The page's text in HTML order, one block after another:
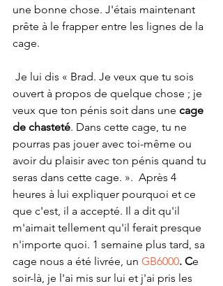
une bonne chose. J'étais maintenant
prête à le frapper entre les lignes de la
cage.
ouvert à propos de quelque chose ; je
veux que ton pénis soit dans une cage
de chasteté. Dans cette cage, tu ne
pourras pas jouer avec toi-même ou
avoir du plaisir avec ton pénis quand tu
seras dans cette cage. ».  Après 4
heures à lui expliquer pourquoi et ce
que c'est, il a accepté. Il a dit qu'il
m'aimait tellement qu'il ferait presque
n'importe quoi. 1 semaine plus tard, sa
cage nous a été livrée, un GB6000. Ce
soir-là, je l'ai mis sur lui et j'ai pris les